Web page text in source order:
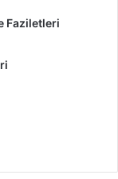
Faziletleri